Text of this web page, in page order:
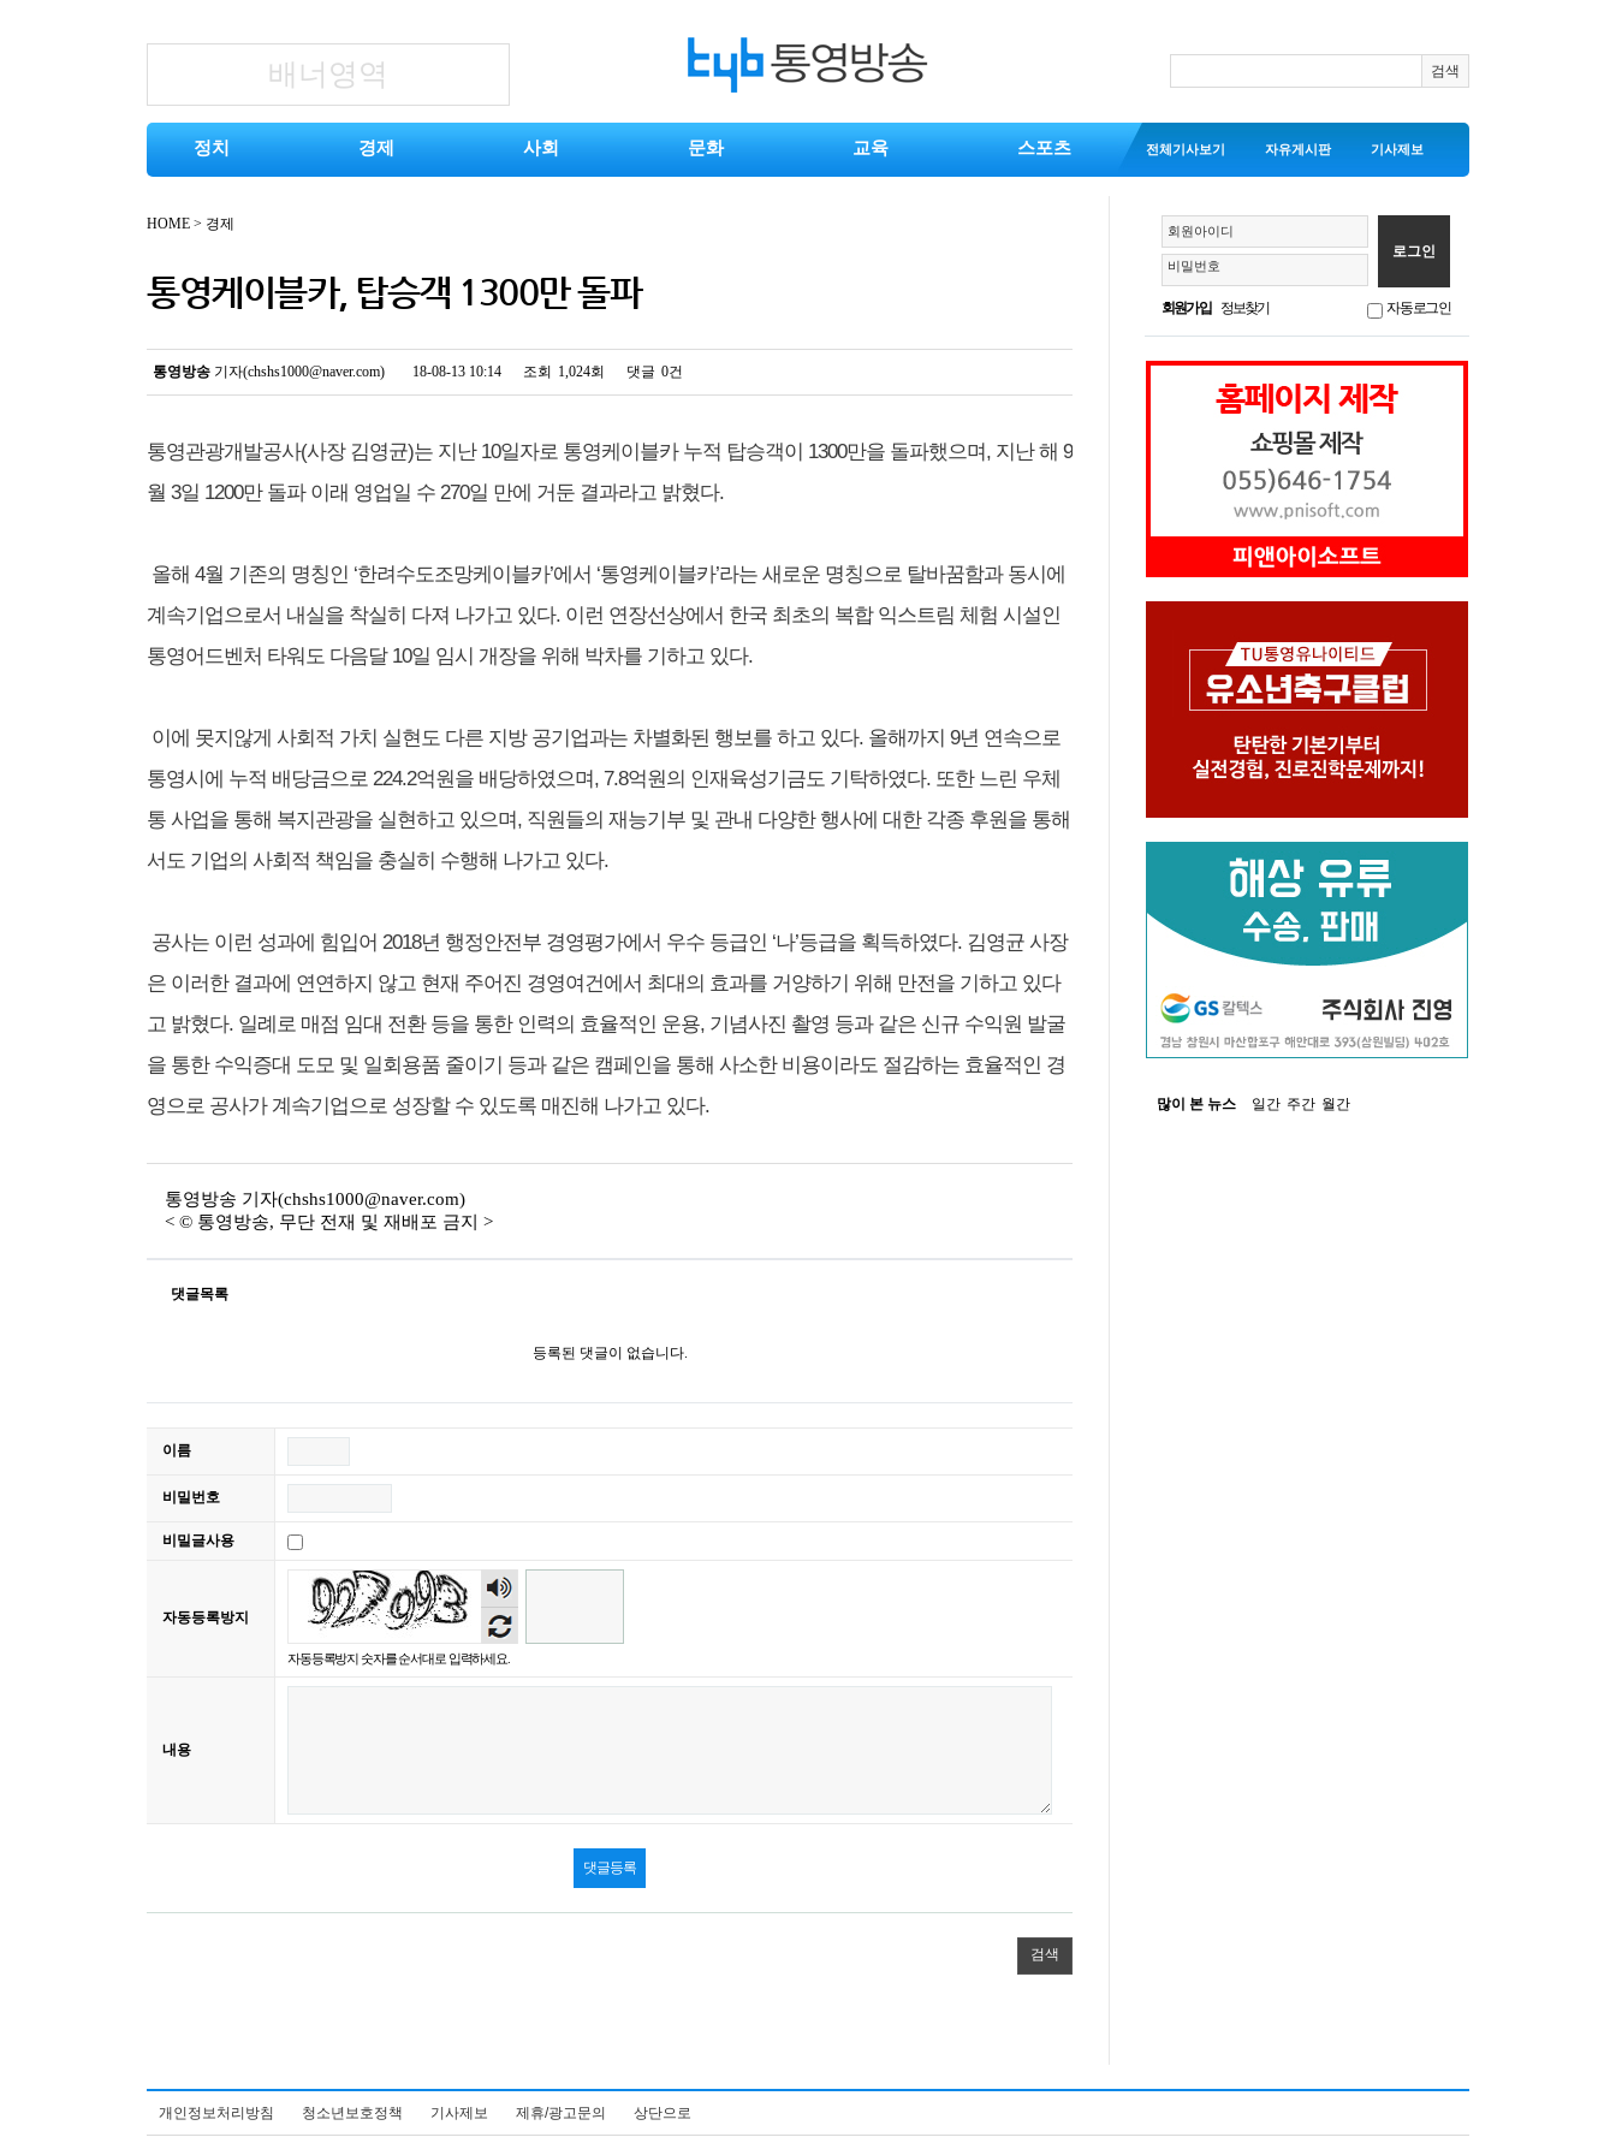
배너영역
정치 경제 사회 문화 교육 스포츠 전체기사보기 자유게시판 기사제보
회원아이디
비밀번호
회원가입 정보찾기 자동로그인
많이 본 뉴스 일간 주간 월간
HOME > 경제
통영케이블카, 탑승객 1300만 돌파
통영방송 기자(chshs1000@naver.com) 18-08-13 10:14 조회 1,024회 댓글 0건
통영관광개발공사(사장 김영균)는 지난 10일자로 통영케이블카 누적 탑승객이 1300만을 돌파했으며, 지난 해 9
월 3일 1200만 돌파 이래 영업일 수 270일 만에 거둔 결과라고 밝혔다.
올해 4월 기존의 명칭인 ‘한려수도조망케이블카’에서 ‘통영케이블카’라는 새로운 명칭으로 탈바꿈함과 동시에
계속기업으로서 내실을 착실히 다져 나가고 있다. 이런 연장선상에서 한국 최초의 복합 익스트림 체험 시설인
통영어드벤처 타워도 다음달 10일 임시 개장을 위해 박차를 기하고 있다.
이에 못지않게 사회적 가치 실현도 다른 지방 공기업과는 차별화된 행보를 하고 있다. 올해까지 9년 연속으로
통영시에 누적 배당금으로 224.2억원을 배당하였으며, 7.8억원의 인재육성기금도 기탁하였다. 또한 느린 우체
통 사업을 통해 복지관광을 실현하고 있으며, 직원들의 재능기부 및 관내 다양한 행사에 대한 각종 후원을 통해
서도 기업의 사회적 책임을 충실히 수행해 나가고 있다.
공사는 이런 성과에 힘입어 2018년 행정안전부 경영평가에서 우수 등급인 ‘나’등급을 획득하였다. 김영균 사장
은 이러한 결과에 연연하지 않고 현재 주어진 경영여건에서 최대의 효과를 거양하기 위해 만전을 기하고 있다
고 밝혔다. 일례로 매점 임대 전환 등을 통한 인력의 효율적인 운용, 기념사진 촬영 등과 같은 신규 수익원 발굴
을 통한 수익증대 도모 및 일회용품 줄이기 등과 같은 캠페인을 통해 사소한 비용이라도 절감하는 효율적인 경
영으로 공사가 계속기업으로 성장할 수 있도록 매진해 나가고 있다.
통영방송 기자(chshs1000@naver.com)
< © 통영방송, 무단 전재 및 재배포 금지 >
댓글목록
등록된 댓글이 없습니다.
이름
비밀번호
비밀글사용
자동등록방지
숫자
음성
듣기
자동등록방지 숫자를 순서대로 입력하세요.
내용
검색
개인정보처리방침 청소년보호정책 기사제보 제휴/광고문의 상단으로